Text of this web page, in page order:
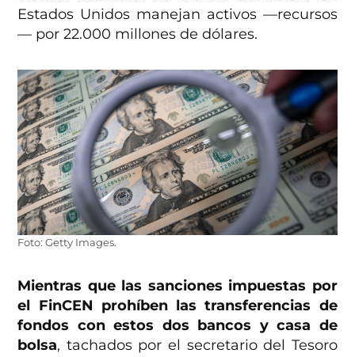
Estados Unidos manejan activos —recursos
— por 22.000 millones de dólares.
Foto: Getty Images.
Mientras que las sanciones impuestas por
el FinCEN prohíben las transferencias de
fondos con estos dos bancos y casa de
bolsa, tachados por el secretario del Tesoro